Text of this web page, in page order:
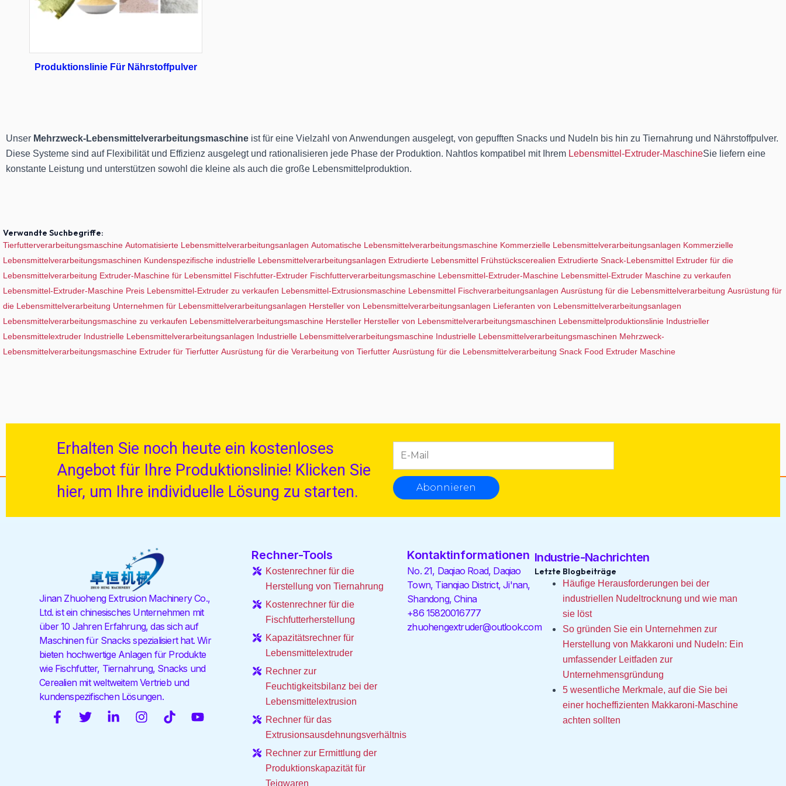
Produktionslinie Für Nährstoffpulver
Unser Mehrzweck-Lebensmittelverarbeitungsmaschine ist für eine Vielzahl von Anwendungen ausgelegt, von gepufften Snacks und Nudeln bis hin zu Tiernahrung und Nährstoffpulver.
Diese Systeme sind auf Flexibilität und Effizienz ausgelegt und rationalisieren jede Phase der Produktion. Nahtlos kompatibel mit Ihrem Lebensmittel-Extruder-MaschineSie liefern eine
konstante Leistung und unterstützen sowohl die kleine als auch die große Lebensmittelproduktion.
Verwandte Suchbegriffe:
Tierfutterverarbeitungsmaschine Automatisierte Lebensmittelverarbeitungsanlagen Automatische Lebensmittelverarbeitungsmaschine Kommerzielle Lebensmittelverarbeitungsanlagen Kommerzielle
Lebensmittelverarbeitungsmaschinen Kundenspezifische industrielle Lebensmittelverarbeitungsanlagen Extrudierte Lebensmittel Frühstückscerealien Extrudierte Snack-Lebensmittel Extruder für die
Lebensmittelverarbeitung Extruder-Maschine für Lebensmittel Fischfutter-Extruder Fischfutterverarbeitungsmaschine Lebensmittel-Extruder-Maschine Lebensmittel-Extruder Maschine zu verkaufen
Lebensmittel-Extruder-Maschine Preis Lebensmittel-Extruder zu verkaufen Lebensmittel-Extrusionsmaschine Lebensmittel Fischverarbeitungsanlagen Ausrüstung für die Lebensmittelverarbeitung Ausrüstung für
die Lebensmittelverarbeitung Unternehmen für Lebensmittelverarbeitungsanlagen Hersteller von Lebensmittelverarbeitungsanlagen Lieferanten von Lebensmittelverarbeitungsanlagen
Lebensmittelverarbeitungsmaschine zu verkaufen Lebensmittelverarbeitungsmaschine Hersteller Hersteller von Lebensmittelverarbeitungsmaschinen Lebensmittelproduktionslinie Industrieller
Lebensmittelextruder Industrielle Lebensmittelverarbeitungsanlagen Industrielle Lebensmittelverarbeitungsmaschine Industrielle Lebensmittelverarbeitungsmaschinen Mehrzweck-
Lebensmittelverarbeitungsmaschine Extruder für Tierfutter Ausrüstung für die Verarbeitung von Tierfutter Ausrüstung für die Lebensmittelverarbeitung Snack Food Extruder Maschine
Erhalten Sie noch heute ein kostenloses
Angebot für Ihre Produktionslinie! Klicken Sie
hier, um Ihre individuelle Lösung zu starten.
Abonnieren
Jinan Zhuoheng Extrusion Machinery Co.,
Ltd. ist ein chinesisches Unternehmen mit
über 10 Jahren Erfahrung, das sich auf
Maschinen für Snacks spezialisiert hat. Wir
bieten hochwertige Anlagen für Produkte
wie Fischfutter, Tiernahrung, Snacks und
Cerealien mit weltweitem Vertrieb und
kundenspezifischen Lösungen.
F
T
V
I
T
Y
Rechner-Tools
Kostenrechner für die
Herstellung von Tiernahrung
Kostenrechner für die
Fischfutterherstellung
Kapazitätsrechner für
Lebensmittelextruder
Rechner zur
Feuchtigkeitsbilanz bei der
Lebensmittelextrusion
Rechner für das
Extrusionsausdehnungsverhältnis
Rechner zur Ermittlung der
Produktionskapazität für
Teigwaren
Kontaktinformationen
No. 21, Daqiao Road, Daqiao
Town, Tianqiao District, Ji'nan,
Shandong, China
+86 15820016777
zhuohengextruder@outlook.com
Industrie-Nachrichten
Letzte Blogbeiträge
Häufige Herausforderungen bei der
industriellen Nudeltrocknung und wie man
sie löst
So gründen Sie ein Unternehmen zur
Herstellung von Makkaroni und Nudeln: Ein
umfassender Leitfaden zur
Unternehmensgründung
5 wesentliche Merkmale, auf die Sie bei
einer hocheffizienten Makkaroni-Maschine
achten sollten